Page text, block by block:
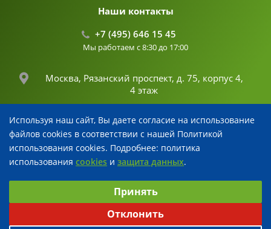
Наши контакты
+7 (495) 646 15 45
Мы работаем с 8:30 до 17:00
Москва, Рязанский проспект, д. 75, корпус 4,
4 этаж
info@fertika.com
© 2026 Все права защищены
Разработка и поддержка
Используя наш сайт, Вы даете согласие на использование
файлов cookies в соответствии с нашей Политикой
использования cookies. Подробнее: политика
использования cookies и защита данных.
Аналитические
Принять
Отклонить